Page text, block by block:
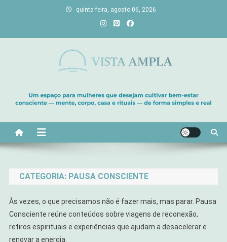
quinta-feira, agosto 06, 2026
bem-estar e encontre seu propósito. Inspiração diária para uma
vida com mais luz e significado!
CATEGORIA: PAUSA CONSCIENTE
Às vezes, o que precisamos não é fazer mais, mas parar. Pausa
Consciente reúne conteúdos sobre viagens de reconexão,
retiros espirituais e experiências que ajudam a desacelerar e
renovar a energia.